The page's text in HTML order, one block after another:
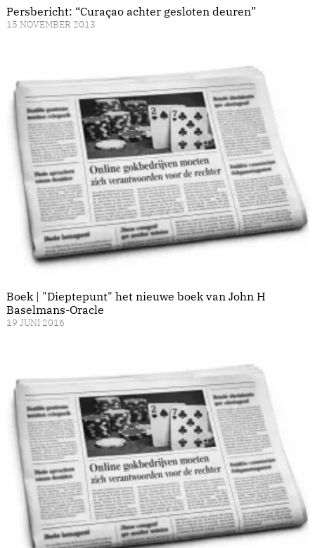
Persbericht: “Curaçao achter gesloten deuren”
15 NOVEMBER 2013
Boek | "Dieptepunt" het nieuwe boek van John H
Baselmans-Oracle
19 JUNI 2016